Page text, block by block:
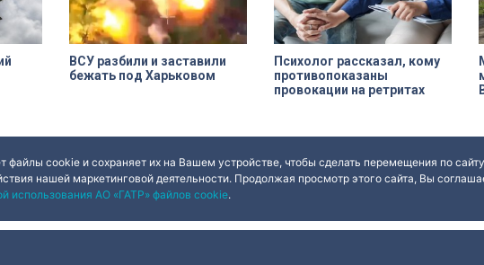
ВСУ разбили и заставили
бежать под Харьковом
Психолог рассказал, кому
противопоказаны
провокации на ретритах
файлы cookie и сохраняет их на Вашем устройстве, чтобы сделать перемещения по
нашей маркетинговой деятельности. Продолжая просмотр этого сайта, Вы
использования АО «ГАТР» файлов cookie.